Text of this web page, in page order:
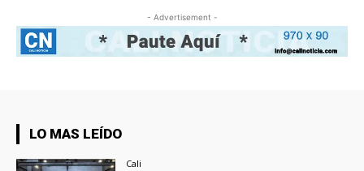
- Advertisement -
LO MAS LEÍDO
Cali